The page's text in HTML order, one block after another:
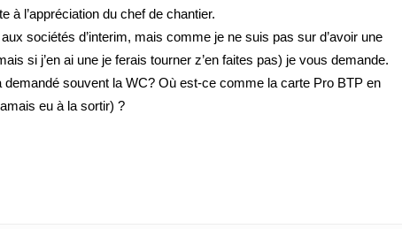
à l’appréciation du chef de chantier.
sociétés d’interim, mais comme je ne suis pas sur d’avoir une
si j’en ai une je ferais tourner z’en faites pas) je vous demande.
demandé souvent la WC? Où est-ce comme la carte Pro BTP en
eu à la sortir) ?